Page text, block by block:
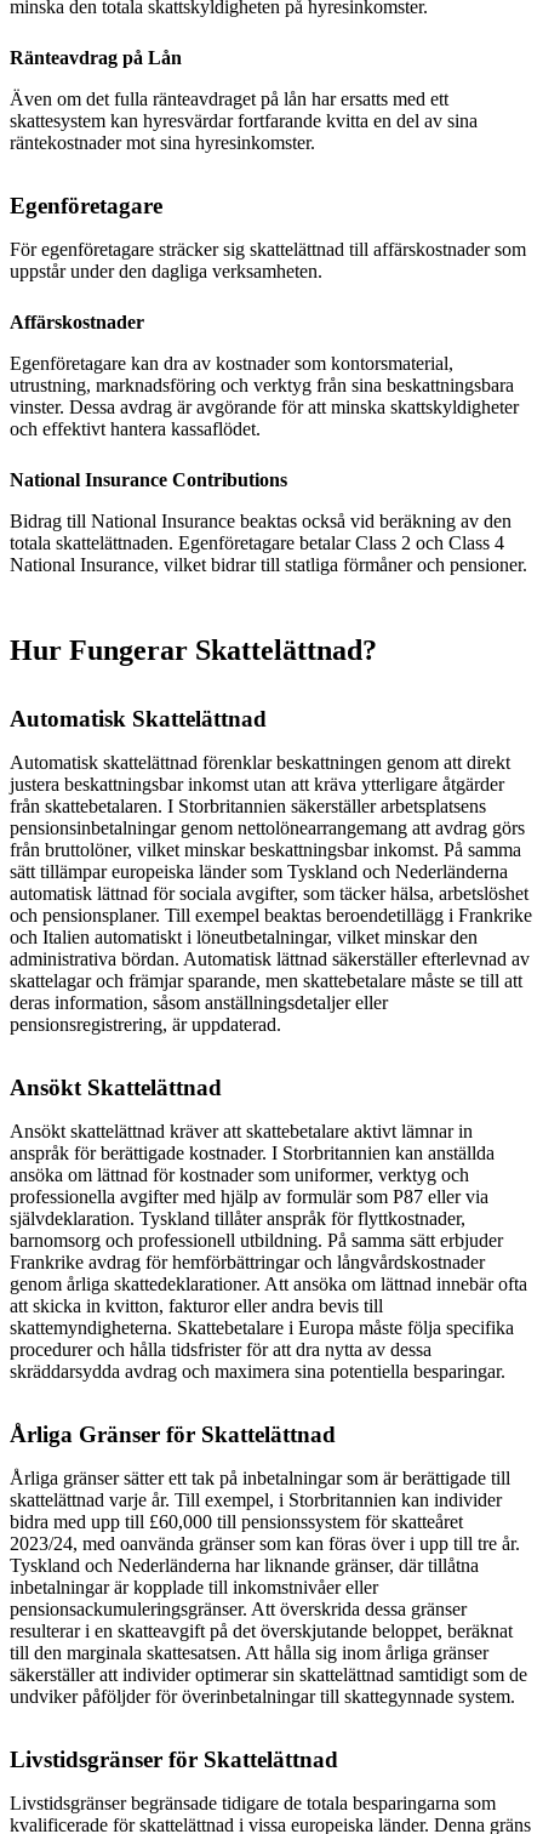
minska den totala skattskyldigheten på hyresinkomster.
Ränteavdrag på Lån
Även om det fulla ränteavdraget på lån har ersatts med ett
skattesystem kan hyresvärdar fortfarande kvitta en del av sina
räntekostnader mot sina hyresinkomster.
Egenföretagare
För egenföretagare sträcker sig skattelättnad till affärskostnader som
uppstår under den dagliga verksamheten.
Affärskostnader
Egenföretagare kan dra av kostnader som kontorsmaterial,
utrustning, marknadsföring och verktyg från sina beskattningsbara
vinster. Dessa avdrag är avgörande för att minska skattskyldigheter
och effektivt hantera kassaflödet.
National Insurance Contributions
Bidrag till National Insurance beaktas också vid beräkning av den
totala skattelättnaden. Egenföretagare betalar Class 2 och Class 4
National Insurance, vilket bidrar till statliga förmåner och pensioner.
Hur Fungerar Skattelättnad?
Automatisk Skattelättnad
Automatisk skattelättnad förenklar beskattningen genom att direkt
justera beskattningsbar inkomst utan att kräva ytterligare åtgärder
från skattebetalaren. I Storbritannien säkerställer arbetsplatsens
pensionsinbetalningar genom nettolönearrangemang att avdrag görs
från bruttolöner, vilket minskar beskattningsbar inkomst. På samma
sätt tillämpar europeiska länder som Tyskland och Nederländerna
automatisk lättnad för sociala avgifter, som täcker hälsa, arbetslöshet
och pensionsplaner. Till exempel beaktas beroendetillägg i Frankrike
och Italien automatiskt i löneutbetalningar, vilket minskar den
administrativa bördan. Automatisk lättnad säkerställer efterlevnad av
skattelagar och främjar sparande, men skattebetalare måste se till att
deras information, såsom anställningsdetaljer eller
pensionsregistrering, är uppdaterad.
Ansökt Skattelättnad
Ansökt skattelättnad kräver att skattebetalare aktivt lämnar in
anspråk för berättigade kostnader. I Storbritannien kan anställda
ansöka om lättnad för kostnader som uniformer, verktyg och
professionella avgifter med hjälp av formulär som P87 eller via
självdeklaration. Tyskland tillåter anspråk för flyttkostnader,
barnomsorg och professionell utbildning. På samma sätt erbjuder
Frankrike avdrag för hemförbättringar och långvårdskostnader
genom årliga skattedeklarationer. Att ansöka om lättnad innebär ofta
att skicka in kvitton, fakturor eller andra bevis till
skattemyndigheterna. Skattebetalare i Europa måste följa specifika
procedurer och hålla tidsfrister för att dra nytta av dessa
skräddarsydda avdrag och maximera sina potentiella besparingar.
Årliga Gränser för Skattelättnad
Årliga gränser sätter ett tak på inbetalningar som är berättigade till
skattelättnad varje år. Till exempel, i Storbritannien kan individer
bidra med upp till £60,000 till pensionssystem för skatteåret
2023/24, med oanvända gränser som kan föras över i upp till tre år.
Tyskland och Nederländerna har liknande gränser, där tillåtna
inbetalningar är kopplade till inkomstnivåer eller
pensionsackumuleringsgränser. Att överskrida dessa gränser
resulterar i en skatteavgift på det överskjutande beloppet, beräknat
till den marginala skattesatsen. Att hålla sig inom årliga gränser
säkerställer att individer optimerar sin skattelättnad samtidigt som de
undviker påföljder för överinbetalningar till skattegynnade system.
Livstidsgränser för Skattelättnad
Livstidsgränser begränsade tidigare de totala besparingarna som
kvalificerade för skattelättnad i vissa europeiska länder. Denna gräns